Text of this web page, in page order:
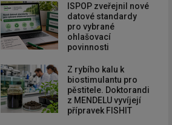
ISPOP zveřejnil nové
datové standardy
pro vybrané
ohlašovací
povinnosti
Z rybího kalu k
biostimulantu pro
pěstitele. Doktorandi
z MENDELU vyvíjejí
přípravek FISHIT